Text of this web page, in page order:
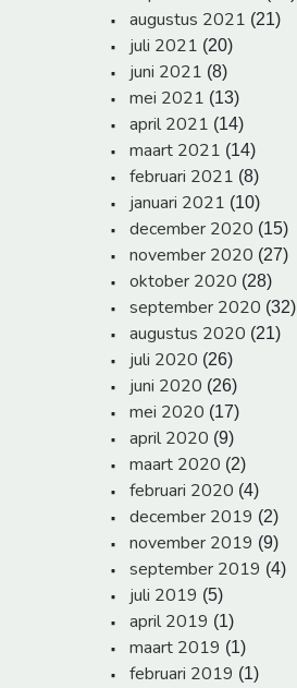
augustus 2021 (21)
juli 2021 (20)
juni 2021 (8)
mei 2021 (13)
april 2021 (14)
maart 2021 (14)
februari 2021 (8)
januari 2021 (10)
december 2020 (15)
november 2020 (27)
oktober 2020 (28)
september 2020 (32)
augustus 2020 (21)
juli 2020 (26)
juni 2020 (26)
mei 2020 (17)
april 2020 (9)
maart 2020 (2)
februari 2020 (4)
december 2019 (2)
november 2019 (9)
september 2019 (4)
juli 2019 (5)
april 2019 (1)
maart 2019 (1)
februari 2019 (1)